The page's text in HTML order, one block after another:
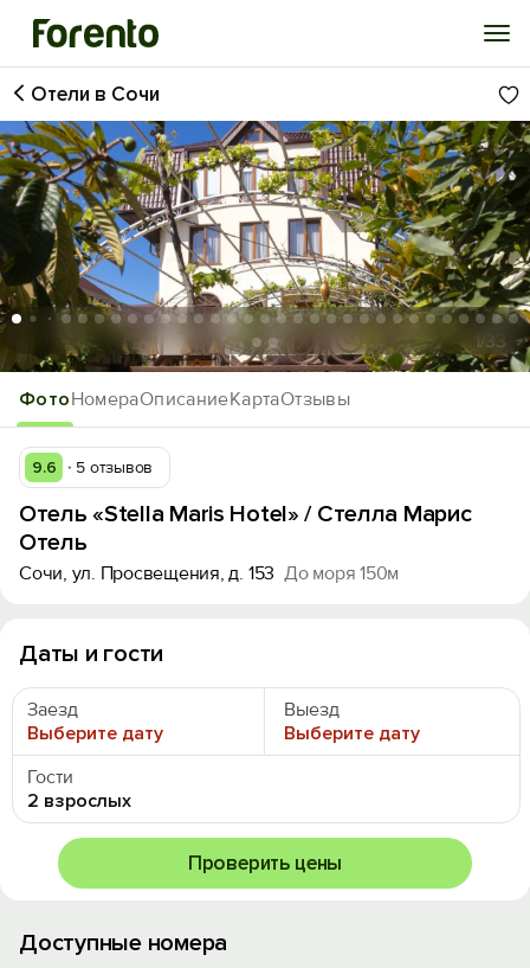
Войти
Избранное
История просмотра
Добавить свой объект
ФотоНомераОписаниеКартаОтзывы
Отели в Сочи
1/33
9.6 5 отзывов
Отель «Stella Maris Hotel» / Стелла Марис
Отель
Сочи, ул. Просвещения, д. 153 До моря 150м
Даты и гости
Заезд
Выберите дату
Выезд
Выберите дату
Гости
2 взрослых
Проверить цены
Доступные номера